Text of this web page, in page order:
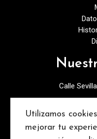
Calle
Utilizamos
mejorar tu